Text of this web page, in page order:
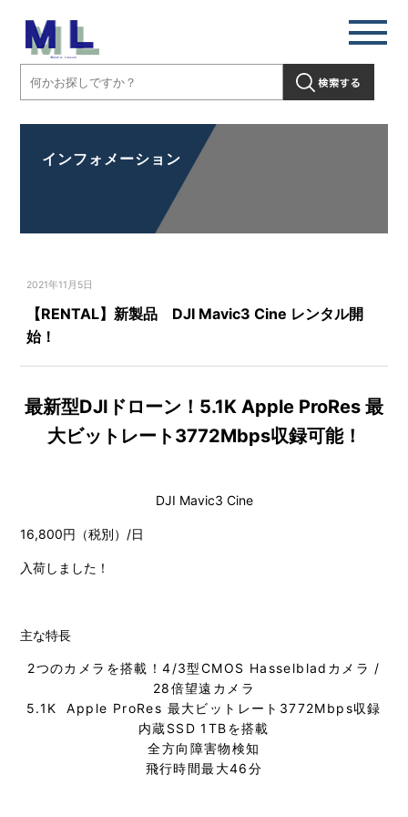
インフォメーション
2021年11月5日
【RENTAL】新製品 DJI Mavic3 Cine レンタル開
始！
最新型DJIドローン！5.1K Apple ProRes 最
大ビットレート3772Mbps収録可能！
DJI Mavic3 Cine
16,800円（税別）/日
入荷しました！
主な特長
2つのカメラを搭載！4/3型CMOS Hasselbladカメラ /
28倍望遠カメラ
5.1K Apple ProRes 最大ビットレート3772Mbps収録
内蔵SSD 1TBを搭載
全方向障害物検知
飛行時間最大46分